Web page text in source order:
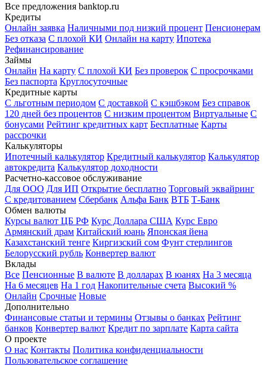
Все предложения banktop.ru
Кредиты
Онлайн заявка Наличными под низкий процент Пенсионерам
Без отказа С плохой КИ Онлайн на карту Ипотека
Рефинансирование
Займы
Онлайн На карту С плохой КИ Без проверок С просрочками
Без паспорта Круглосуточные
Кредитные карты
С льготным периодом С доставкой С кэшбэком Без справок
120 дней без процентов С низким процентом Виртуальные С
бонусами Рейтинг кредитных карт Бесплатные Карты
рассрочки
Калькуляторы
Ипотечный калькулятор Кредитный калькулятор Калькулятор
автокредита Калькулятор доходности
Расчетно-кассовое обслуживание
Для ООО Для ИП Открытие бесплатно Торговый эквайринг
С кредитованием Сбербанк Альфа Банк ВТБ Т-Банк
Обмен валюты
Курсы валют ЦБ РФ Курс Доллара США Курс Евро
Армянский драм Китайский юань Японская йена
Казахстанский тенге Киргизский сом Фунт стерлингов
Белорусский рубль Конвертер валют
Вклады
Все Пенсионные В валюте В долларах В юанях На 3 месяца
На 6 месяцев На 1 год Накопительные счета Высокий %
Онлайн Срочные Новые
Дополнительно
Финансовые статьи и термины Отзывы о банках Рейтинг
банков Конвертер валют Кредит по зарплате Карта сайта
О проекте
О нас Контакты Политика конфиденциальности
Пользовательское соглашение